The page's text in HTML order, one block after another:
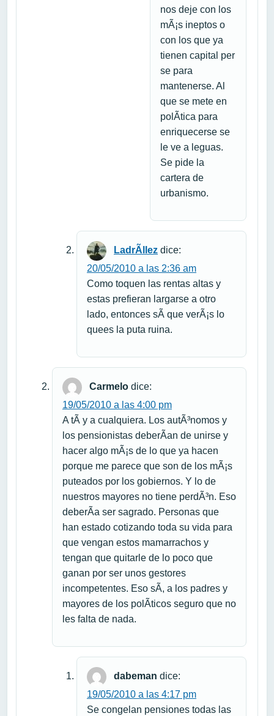
nos deje con los
mÃ¡s ineptos o
con los que ya
tienen capital per
se para
mantenerse. Al
que se mete en
polÃ­tica para
enriquecerse se
le ve a leguas.
Se pide la
cartera de
urbanismo.
LadrÃ­llez dice:
20/05/2010 a las 2:36 am
Como toquen las rentas altas y
estas prefieran largarse a otro
lado, entonces sÃ­ que verÃ¡s lo
quees la puta ruina.
Carmelo dice:
19/05/2010 a las 4:00 pm
A tÃ­ y a cualquiera. Los autÃ³nomos y
los pensionistas deberÃ­an de unirse y
hacer algo mÃ¡s de lo que ya hacen
porque me parece que son de los mÃ¡s
puteados por los gobiernos. Y lo de
nuestros mayores no tiene perdÃ³n. Eso
deberÃ­a ser sagrado. Personas que
han estado cotizando toda su vida para
que vengan estos mamarrachos y
tengan que quitarle de lo poco que
ganan por ser unos gestores
incompetentes. Eso sÃ­, a los padres y
mayores de los polÃ­ticos seguro que no
les falta de nada.
dabeman dice:
19/05/2010 a las 4:17 pm
Se congelan pensiones todas las